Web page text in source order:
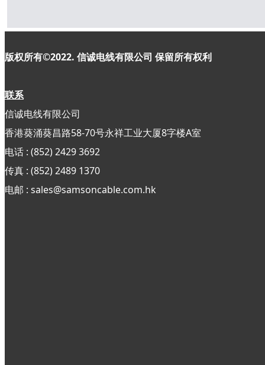
版权所有©2022. 信诚电线有限公司 保留所有权利
联系
信诚电线有限公司
香港葵涌葵昌路58-70号永祥工业大厦8字楼A室
电话 : (852) 2429 3692
传真 : (852)2489 1370
电邮 : sales@samsoncable.com.hk